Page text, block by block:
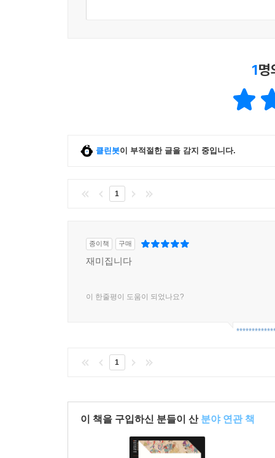
작품의 현실적인 핵심 사안은 굶주림의 문제다.
키워야 하는 과부 신세로 전락한다. 떠돌이로서
세상에 또다시 혼자 남게 된다. 앞으로 모든 고
그러나 까투리의 생명력은 질기다. 다섯번째 남
개가를 선택한다는 결말은 결코 허투루 보아 넘길
허위의식을 풍자하고 있음을 발견하게 된다. 이
않는다. 바로 지금 우리에게도 그런 부조리한
부익부빈익빈의 사회현상이 점차 심해지며 재
1명
클린봇이 부적절한 글을 감지 중입니다.
1
종이책 구매
재미집니다
이 한줄평이 도움이 되었나요?
1
이 책을 구입하신 분들이 산 분야 연관 책